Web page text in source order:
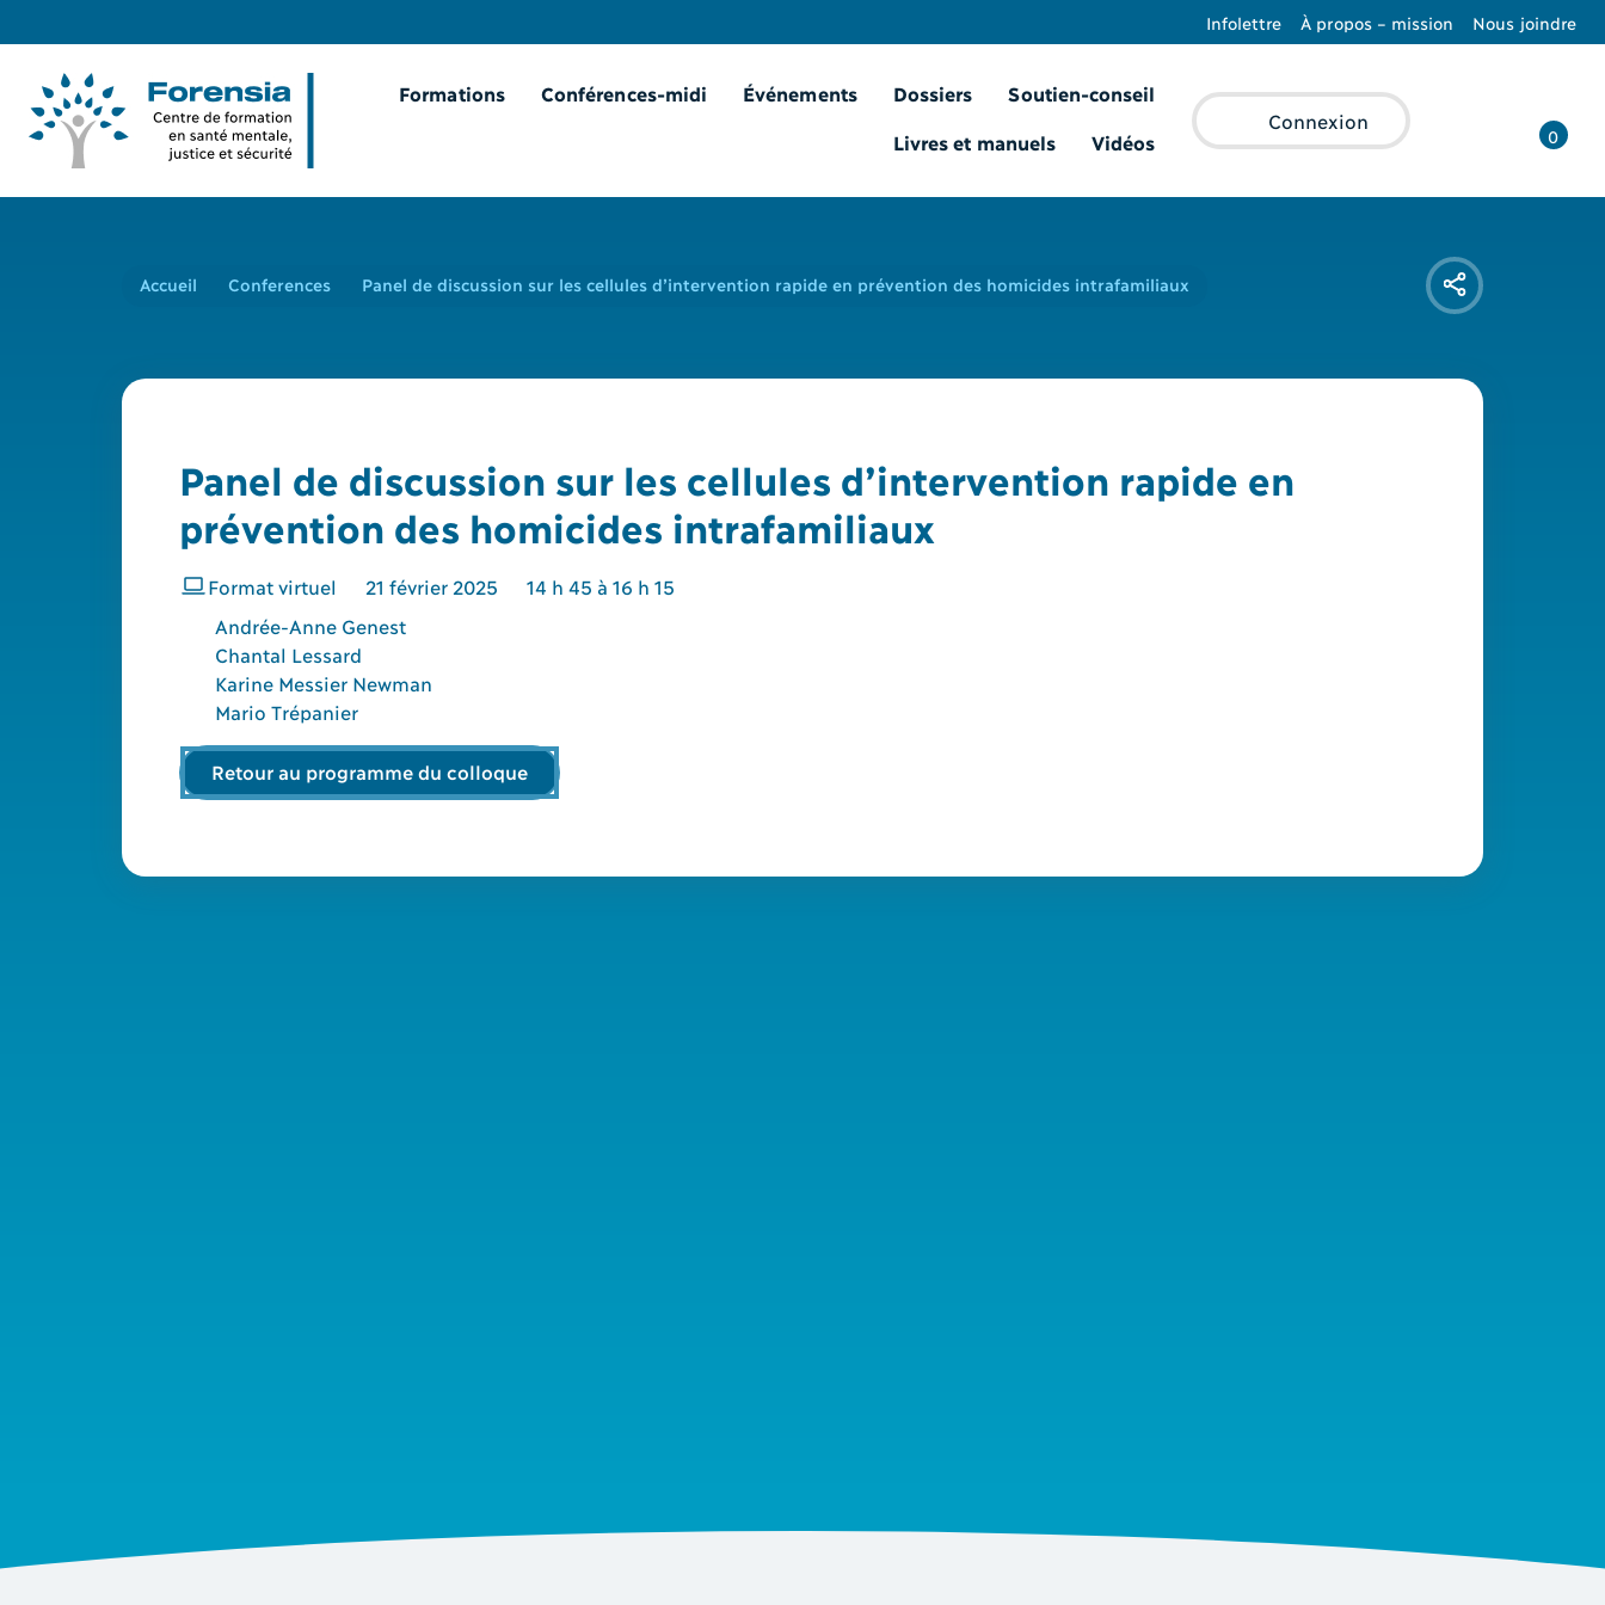
Infolettre À propos – mission Nous joindre
Formations Conférences-midi Événements Dossiers Soutien-conseil
Livres et manuels Vidéos
Connexion
0
Accueil Conferences Panel de discussion sur les cellules d’intervention rapide en prévention des homicides intrafamiliaux
Panel de discussion sur les cellules d’intervention rapide en
prévention des homicides intrafamiliaux
Format virtuel 21 février 2025
14 h 45 à 16 h 15
Andrée-Anne Genest
Chantal Lessard
Karine Messier Newman
Mario Trépanier
Retour au programme du colloque